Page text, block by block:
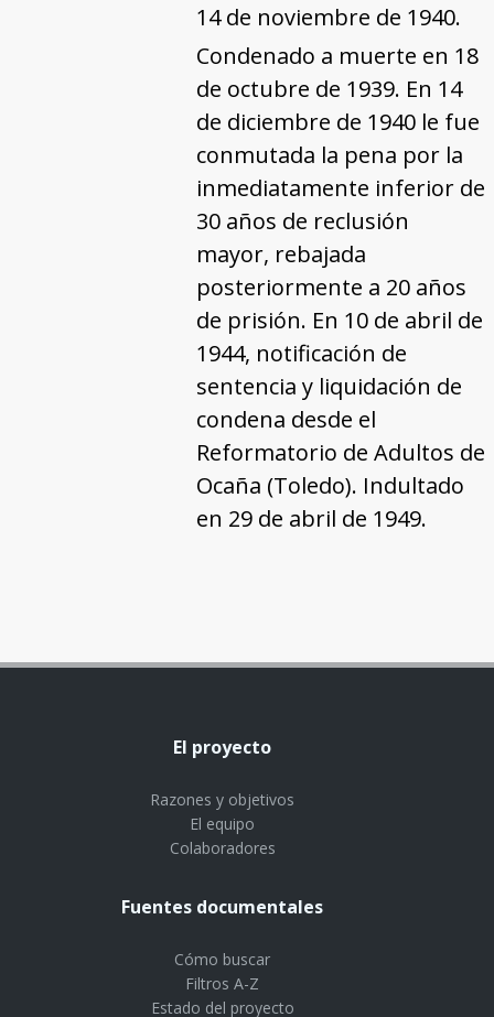
14 de noviembre de 1940.
Condenado a muerte en 18
de octubre de 1939. En 14
de diciembre de 1940 le fue
conmutada la pena por la
inmediatamente inferior de
30 años de reclusión
mayor, rebajada
posteriormente a 20 años
de prisión. En 10 de abril de
1944, notificación de
sentencia y liquidación de
condena desde el
Reformatorio de Adultos de
Ocaña (Toledo). Indultado
en 29 de abril de 1949.
El proyecto
Razones y objetivos
El equipo
Colaboradores
Fuentes documentales
Cómo buscar
Filtros A-Z
Estado del proyecto